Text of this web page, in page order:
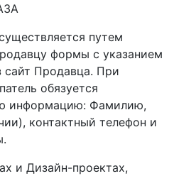
путем
формы с указанием
сайт Продавца. При
обязуется
информацию: Фамилию,
контактный телефон и
и Дизайн-проектах,